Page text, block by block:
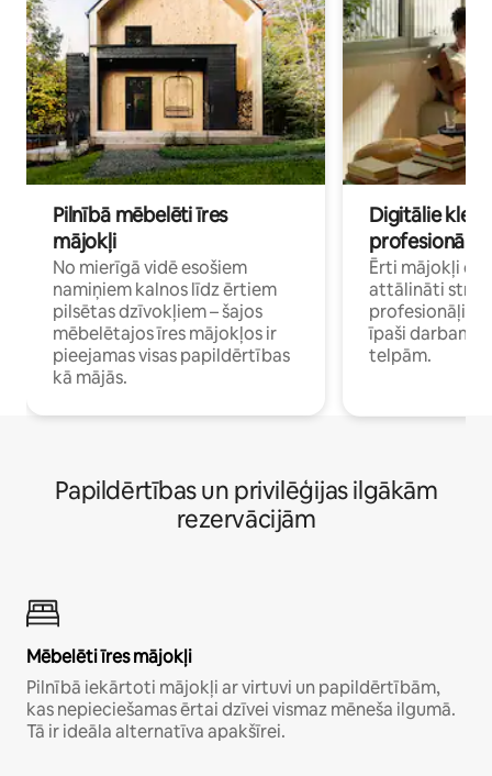
Pilnībā mēbelēti īres
mājokļi
No mierīgā vidē esošiem
namiņiem kalnos līdz ērtiem
pilsētas dzīvokļiem – šajos
mēbelētajos īres mājokļos ir
pieejamas visas papildērtības
kā mājās.
Digitālie
profesionāļi
Ērti mājokļi
attālināti
īpaši darbam
telpām.
Papildērtības un privilēģijas ilgākām
rezervācijām
Mēbelēti īres mājokļi
Pilnībā iekārtoti mājokļi ar virtuvi un papildērtībām,
kas nepieciešamas ērtai dzīvei vismaz mēneša ilgumā.
Tā ir ideāla alternatīva apakšīrei.